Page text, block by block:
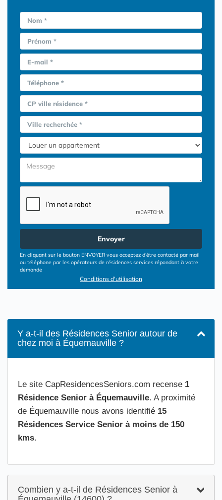
Nom *
Prénom *
E-mail *
Téléphone *
CP ville résidence *
Ville recherchée *
Envoyer
En cliquant sur le bouton ENVOYER vous acceptez d’être contacté par mail
ou téléphone par les opérateurs de résidences services répondant à votre
demande
Conditions d'utilisation
Y a-t-il des Résidences Senior autour de
chez moi à Équemauville ?
Le site CapResidencesSeniors.com recense 1
Résidence Senior à Équemauville. A proximité
de Équemauville nous avons identifié 15
Résidences Service Senior à moins de 150
kms.
Combien y a-t-il de Résidences Senior à